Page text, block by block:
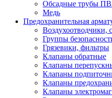
Обсадные трубы
Медь
Предохранительная
Воздухоотводчики,
Группы
Грязевики, фильтры
Клапаны обратные
Клапаны
Клапаны
Клапаны
Клапаны